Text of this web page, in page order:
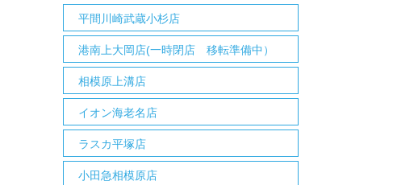
平間川崎武蔵小杉店
港南上大岡店(一時閉店 移転準備中）
相模原上溝店
イオン海老名店
ラスカ平塚店
小田急相模原店